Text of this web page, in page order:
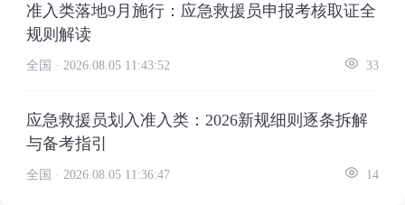
准入类落地9月施行：应急救援员申报考核取证全
规则解读
全国 · 2026.08.05 11:43:52 33
应急救援员划入准入类：2026新规细则逐条拆解
与备考指引
全国 · 2026.08.05 11:36:47 14